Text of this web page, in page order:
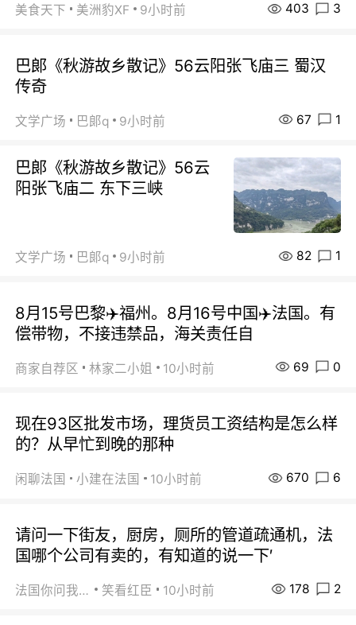
美食天下 美洲豹XF 9小时前 403 3
巴郞《秋游故乡散记》56云阳张飞庙三 蜀汉
传奇
文学广场 巴郞q 9小时前 67 1
巴郞《秋游故乡散记》56云
阳张飞庙二 东下三峡
文学广场 巴郞q 9小时前 82 1
8月15号巴黎✈️福州。8月16号中国✈️法国。有
偿带物，不接违禁品，海关责任自
商家自荐区 林家二小姐 10小时前 69 0
现在93区批发市场，理货员工资结构是怎么样
的？从早忙到晚的那种
闲聊法国 小建在法国 10小时前 670 6
请问一下街友，厨房，厕所的管道疏通机，法
国哪个公司有卖的，有知道的说一下′
法国你问我答 笑看红臣 10小时前 178 2